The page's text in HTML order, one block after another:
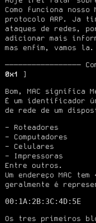
Como funciona
protocolo ARP. Ja
ataques de redes,
adicionar mais
mas enfim, vamos la.
0x1
]
Bom, MAC significa
É um identificador
de rede de um
Roteadores
Computadores
Celulares
Impressoras
Entre outros.
Um endereço MAC
geralmente é
00:1A:2B:3C:4D:5E
Os tres primeiros